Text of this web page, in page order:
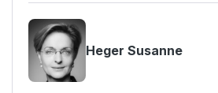
Heger Susanne